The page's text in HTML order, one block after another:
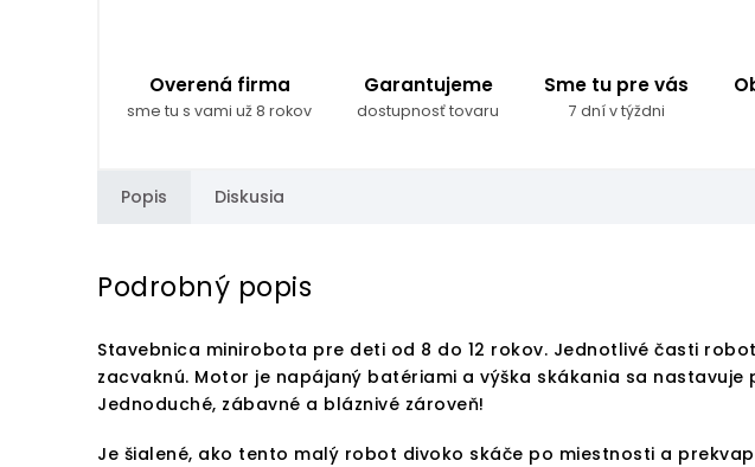
Overená firma
sme tu s vami už 8 rokov
Garantujeme
dostupnosť tovaru
Sme tu pre vás
7 dní v týždni
Popis Diskusia
Podrobný popis
Stavebnica minirobota pre deti od 8 do 12 rokov. Jednotlivé časti
zacvaknú. Motor je napájaný batériami a výška skákania sa nastavuje
Jednoduché, zábavné a bláznivé zároveň!
Je šialené, ako tento malý robot divoko skáče po miestnosti a